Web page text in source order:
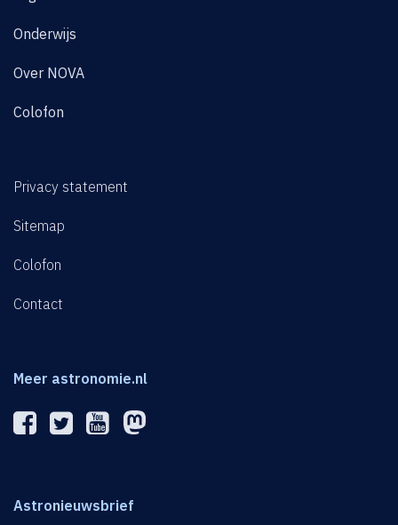
Onderwijs
Over NOVA
Colofon
Privacy statement
Sitemap
Colofon
Contact
Meer astronomie.nl
Astronieuwsbrief